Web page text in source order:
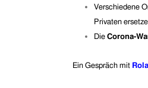
Verschiedene
Privaten
Die Corona-
Ein Gespräch mit